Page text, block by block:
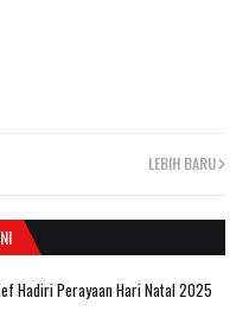
LEBIH BARU
Hadiri Perayaan Hari Natal 2025